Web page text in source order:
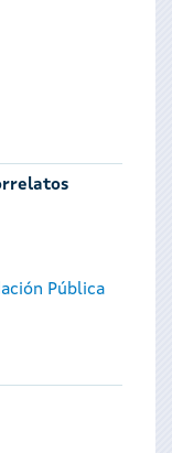
Pública